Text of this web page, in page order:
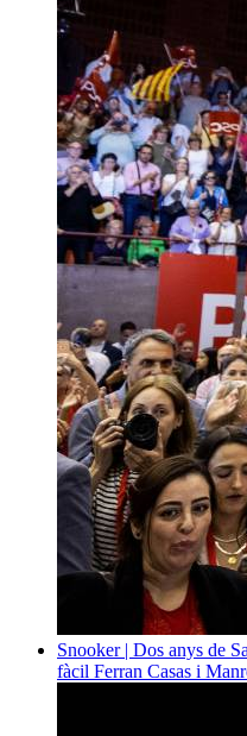
Snooker | Dos anys de
fàcil Ferran Casas i